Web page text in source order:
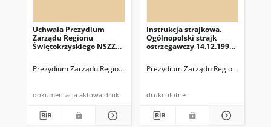
Uchwała Prezydium
Zarządu Regionu
Świętokrzyskiego NSZZ
dniu 1 maja br. Ireneusza
Prezydium Zarządu Regionu Świętokrzyskiego NSZZ "Solidarność"
dokumentacja aktowa druk
Instrukcja strajkowa.
Ogólnopolski strajk
ostrzegawczy 14.12.1992
Prezydium Zarządu Regionu
druki ulotne